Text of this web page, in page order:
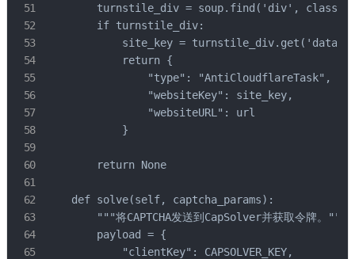
turnstile_div = soup.find('div',
        if turnstile_div:
site_key = turnstile_div.get('data-
            return {
                "type": "AntiCloudflareTask",
                "websiteKey": site_key,
                "websiteURL": url
            }
        return None
    def solve(self, captcha_params):
        """将CAPTCHA发送到CapSolver并获取令牌。"""
        payload = {
            "clientKey": CAPSOLVER_KEY,